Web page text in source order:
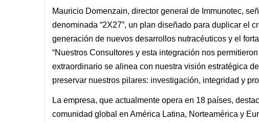
Mauricio Domenzain, director general de Immunotec,
denominada “2X27”, un plan diseñado para duplicar el
generación de nuevos desarrollos nutracéuticos y el
“Nuestros Consultores y esta integración nos
extraordinario se alinea con nuestra visión estratégica
preservar nuestros pilares: investigación, integridad y
La empresa, que actualmente opera en 18 países,
comunidad global en América Latina, Norteamérica y